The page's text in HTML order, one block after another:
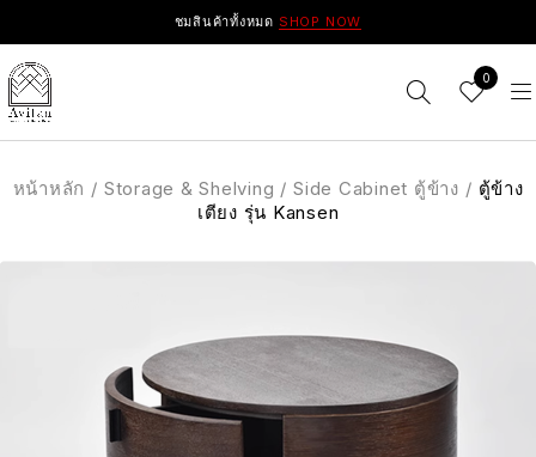
ชมสินค้าทั้งหมด SHOP NOW
0
หน้าหลัก / Storage & Shelving / Side Cabinet ตู้ข้าง / ตู้ข้าง
เตียง รุ่น Kansen